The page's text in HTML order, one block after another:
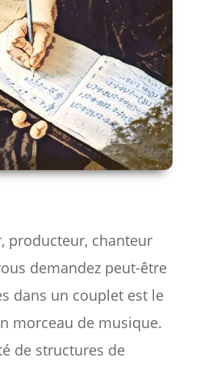
producteur, chanteur
demandez peut-être
dans un couplet est le
morceau de musique.
de structures de